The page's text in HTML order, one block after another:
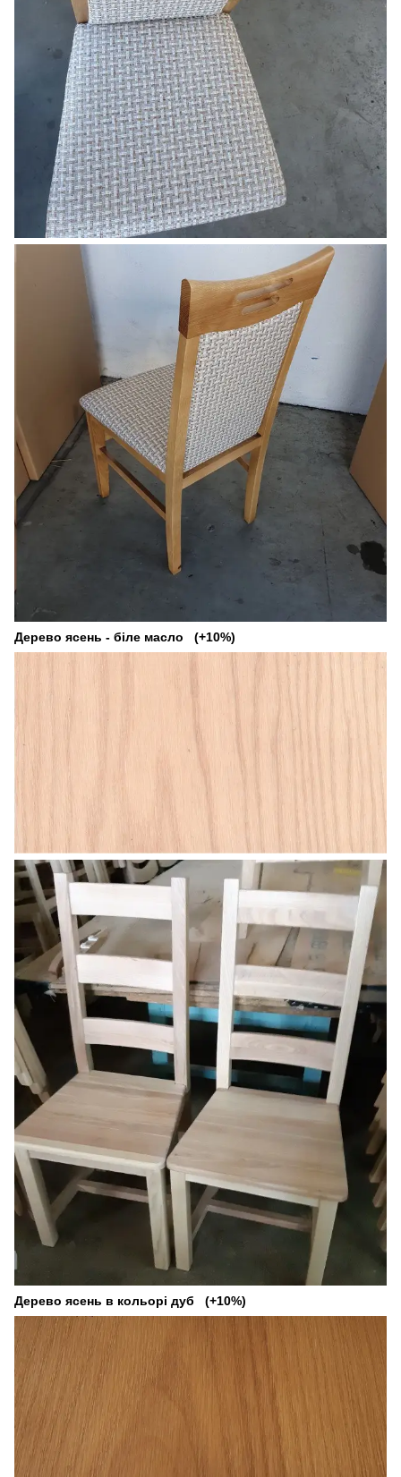
Дерево ясень - біле масло (+10%)
Дерево ясень в кольорі дуб (+10%)